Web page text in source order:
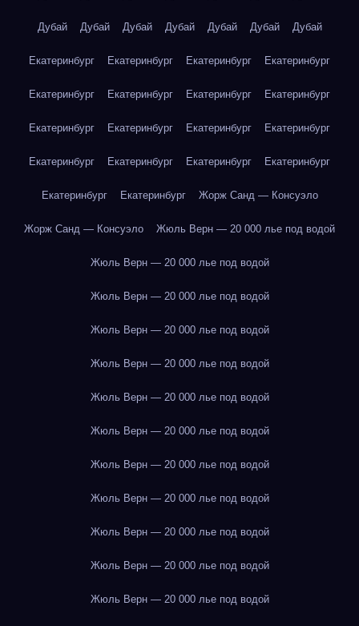
Дубай Дубай Дубай Дубай Дубай Дубай Дубай
Екатеринбург Екатеринбург Екатеринбург Екатеринбург
Екатеринбург Екатеринбург Екатеринбург Екатеринбург
Екатеринбург Екатеринбург Екатеринбург Екатеринбург
Екатеринбург Екатеринбург Екатеринбург Екатеринбург
Екатеринбург Екатеринбург Жорж Санд — Консуэло
Жорж Санд — Консуэло Жюль Верн — 20 000 лье под водой
Жюль Верн — 20 000 лье под водой
Жюль Верн — 20 000 лье под водой
Жюль Верн — 20 000 лье под водой
Жюль Верн — 20 000 лье под водой
Жюль Верн — 20 000 лье под водой
Жюль Верн — 20 000 лье под водой
Жюль Верн — 20 000 лье под водой
Жюль Верн — 20 000 лье под водой
Жюль Верн — 20 000 лье под водой
Жюль Верн — 20 000 лье под водой
Жюль Верн — 20 000 лье под водой